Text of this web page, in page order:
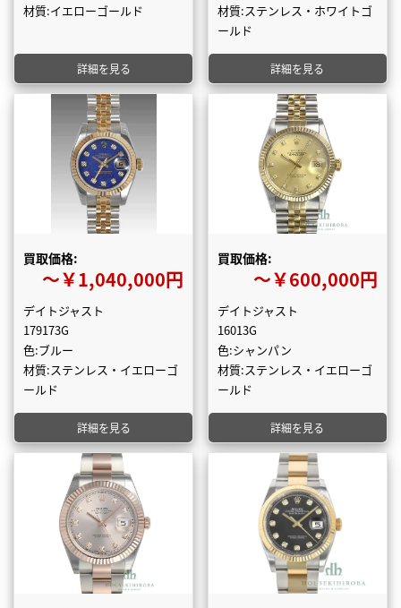
材質:イエローゴールド
詳細を見る
材質:ステンレス・ホワイトゴ
ールド
詳細を見る
買取価格:
〜￥1,040,000円
デイトジャスト
179173G
色:ブルー
材質:ステンレス・イエローゴ
ールド
詳細を見る
買取価格:
〜￥600,000円
デイトジャスト
16013G
色:シャンパン
材質:ステンレス・イエローゴ
ールド
詳細を見る